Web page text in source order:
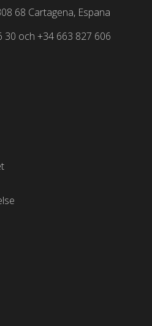
68 Cartagena, Espana
30 och +34 663 827 606